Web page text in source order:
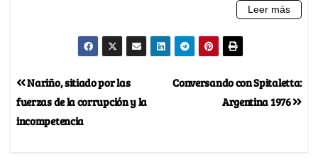
Conversando con Spitaletta:
Argentina 1976
Nariño, sitiado por las
fuerzas de la corrupción y la
incompetencia